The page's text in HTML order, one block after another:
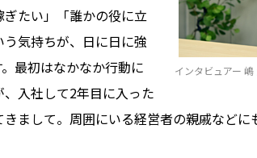
インタビュアー 嶋
たい」「誰かの役に立
気持ちが、日に日に強
最初はなかなか行動に
入社して2年目に入った
まして。周囲にいる経営者の親戚など